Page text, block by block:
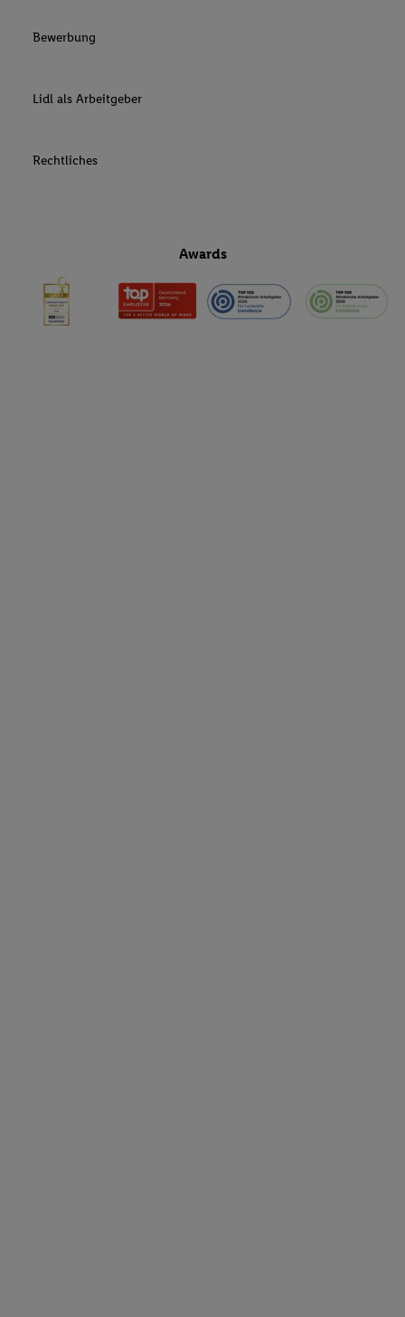
Bewerbung
Lidl als Arbeitgeber
Rechtliches
Awards